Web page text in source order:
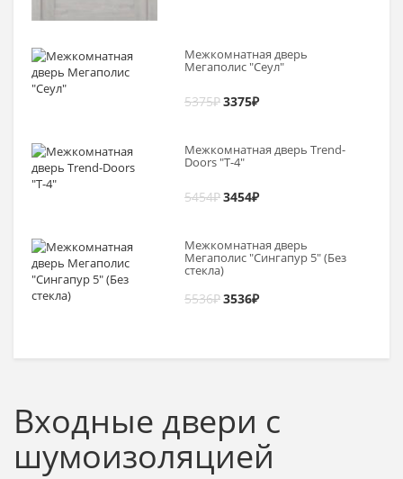
Межкомнатная дверь
Мегаполис "Сеул"
5375₽3375₽
Межкомнатная дверь Trend-
Doоrs "Т-4"
5454₽3454₽
Межкомнатная дверь
Мегаполис "Сингапур 5" (Без
стекла)
5536₽3536₽
Входные двери с
шумоизоляцией